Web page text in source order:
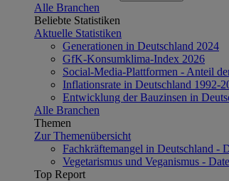
Alle Branchen
Beliebte Statistiken
Aktuelle Statistiken
Generationen in Deutschland 2024
GfK-Konsumklima-Index 2026
Social-Media-Plattformen - Anteil
Inflationsrate in Deutschland 1992-
Entwicklung der Bauzinsen in
Alle Branchen
Themen
Zur Themenübersicht
Fachkräftemangel in Deutschland -
Vegetarismus und Veganismus -
Top Report